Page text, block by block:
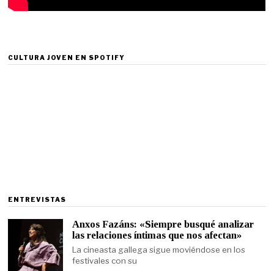
CULTURA JOVEN EN SPOTIFY
ENTREVISTAS
Anxos Fazáns: «Siempre busqué analizar
las relaciones íntimas que nos afectan»
La cineasta gallega sigue moviéndose en los
festivales con su